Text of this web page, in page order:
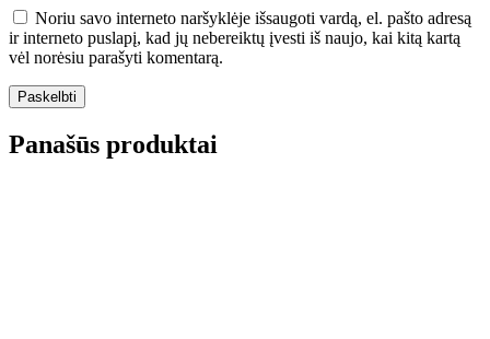
Noriu savo interneto naršyklėje išsaugoti vardą, el. pašto adresą
ir interneto puslapį, kad jų nebereiktų įvesti iš naujo, kai kitą kartą
vėl norėsiu parašyti komentarą.
Panašūs produktai